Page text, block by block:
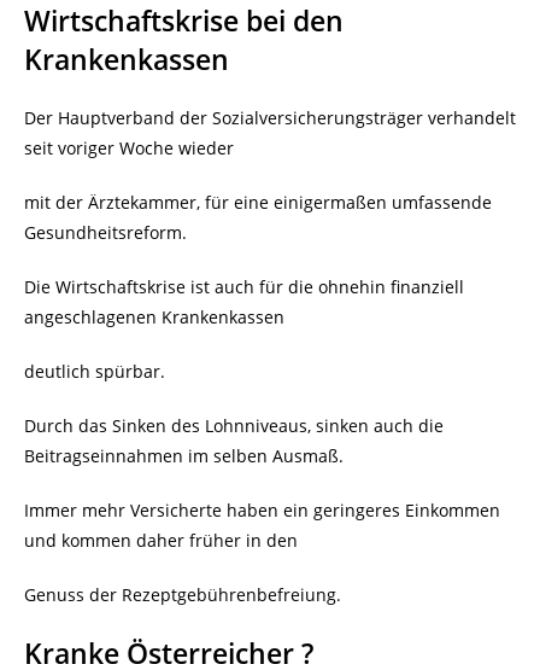
Wirtschaftskrise bei den
Krankenkassen
Der Hauptverband der Sozialversicherungsträger verhandelt
seit voriger Woche wieder
mit der Ärztekammer, für eine einigermaßen umfassende
Gesundheitsreform.
Die Wirtschaftskrise ist auch für die ohnehin finanziell
angeschlagenen Krankenkassen
deutlich spürbar.
Durch das Sinken des Lohnniveaus, sinken auch die
Beitragseinnahmen im selben Ausmaß.
Immer mehr Versicherte haben ein geringeres Einkommen
und kommen daher früher in den
Genuss der Rezeptgebührenbefreiung.
Kranke Österreicher ?